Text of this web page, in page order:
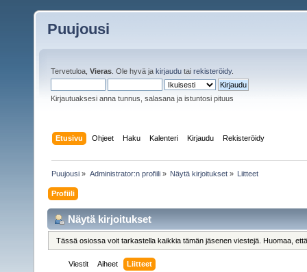
Puujousi
Tervetuloa, Vieras . Ole hyvä ja kirjaudu tai rekisteröidy.
Kirjautuaksesi anna tunnus, salasana ja istuntosi pituus
Etusivu Ohjeet Haku Kalenteri Kirjaudu Rekisteröidy
Puujousi » Administrator:n profiili» Näytä kirjoitukset» Liitteet
Profiili
Näytä kirjoitukset
Tässä osiossa voit tarkastella kaikkia tämän jäsenen viestejä. Huomaa,
Viestit Aiheet Liitteet